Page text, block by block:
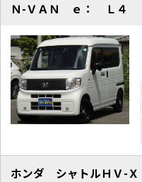
Ｎ-ＶＡＮ ｅ： Ｌ４